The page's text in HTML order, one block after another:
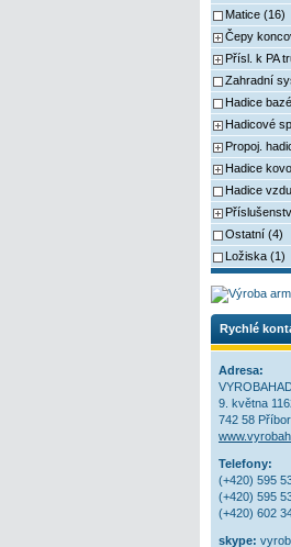
Matice (16)
Čepy
Přísl. k PA
Zahradní
Hadice
Hadicové
Propoj.
Hadice
Hadice
Ostatní (4)
Ložiska (1)
Rychlé
Adresa:
9. května
742 58 Příbor
Telefony:
(+420) 595
(+420) 595
(+420) 602
skype: